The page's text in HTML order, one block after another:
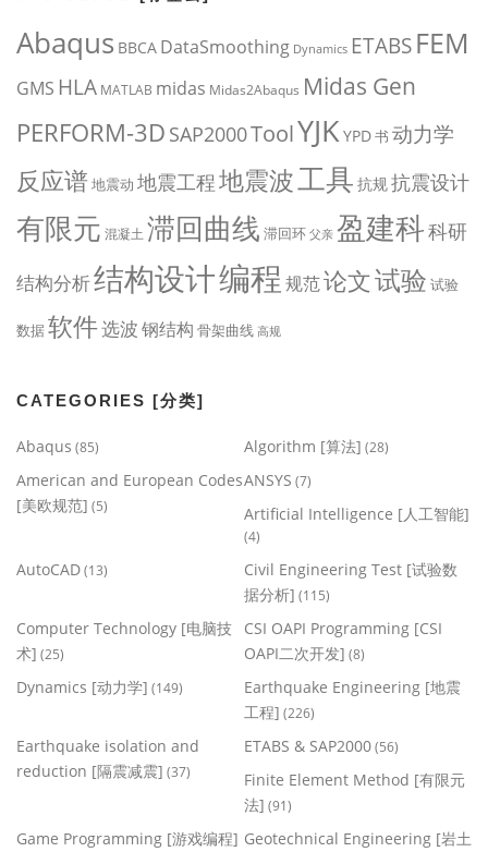
Abaqus BBCA DataSmoothing Dynamics ETABSFEM
GMS HLA MATLAB midas Midas2Abaqus Midas Gen
PERFORM-3D SAP2000ToolYJKYPD书 动力学
反应谱 地震动 地震工程地震波工具 抗规抗震设计
有限元 混凝土 滞回曲线 滞回环 父亲 盈建科科研
结构分析结构设计编程 规范论文试验 试验
数据软件选波钢结构 骨架曲线 高规
CATEGORIES [分类]
Abaqus (85) Algorithm [算法] (28)
American and European Codes
[美欧规范] (5)
ANSYS (7)
Artificial Intelligence [人工智能]
(4)
AutoCAD(13)
Civil Engineering Test [试验数
据分析] (115)
Computer Technology [电脑技
术] (25)
CSI OAPI Programming [CSI
OAPI二次开发] (8)
Dynamics [动力学] (149)
Earthquake Engineering [地震
工程] (226)
Earthquake isolation and
reduction [隔震减震] (37)
ETABS & SAP2000(56)
Finite Element Method [有限元
法] (91)
Game Programming [游戏编程] Geotechnical Engineering [岩土